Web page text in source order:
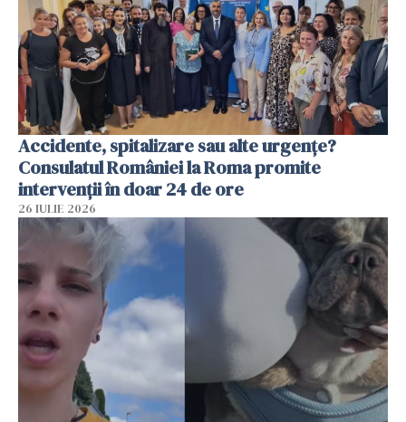
Accidente, spitalizare sau alte urgențe?
Consulatul României la Roma promite
intervenții în doar 24 de ore
26 IULIE 2026